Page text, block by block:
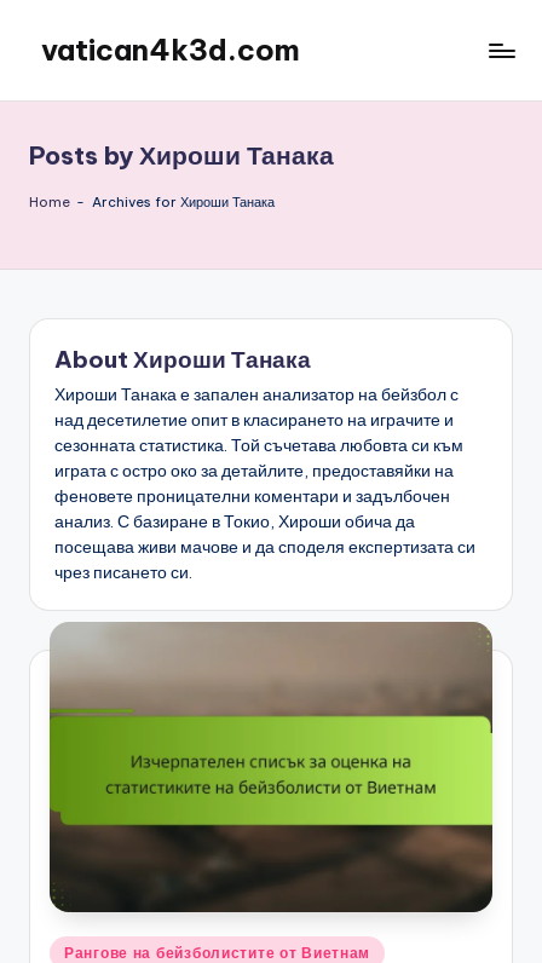
content
vatican4k3d.com
Posts by Хироши Танака
Home - Archives for Хироши Танака
About Хироши Танака
Хироши Танака е запален анализатор на бейзбол с
над десетилетие опит в класирането на играчите и
сезонната статистика. Той съчетава любовта си към
играта с остро око за детайлите, предоставяйки на
феновете проницателни коментари и задълбочен
анализ. С базиране в Токио, Хироши обича да
посещава живи мачове и да споделя експертизата си
чрез писането си.
Posted
Рангове на бейзболистите от Виетнам